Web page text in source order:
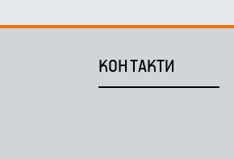
КОНТАКТИ